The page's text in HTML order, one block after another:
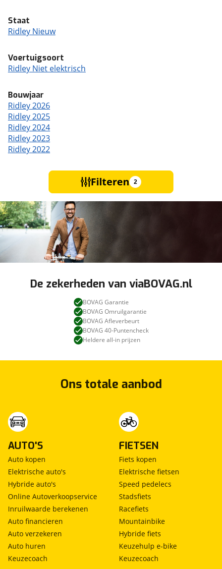
Staat
Ridley Nieuw
Voertuigsoort
Ridley Niet elektrisch
Bouwjaar
Ridley 2026
Ridley 2025
Ridley 2024
Ridley 2023
Ridley 2022
Filteren 2
De zekerheden van viaBOVAG.nl
BOVAG Garantie
BOVAG Omruilgarantie
BOVAG Afleverbeurt
BOVAG 40-Puntencheck
Heldere all-in prijzen
Ons totale aanbod
AUTO'S
Auto kopen
Elektrische auto's
Hybride auto's
Online Autoverkoopservice
Inruilwaarde berekenen
Auto financieren
Auto verzekeren
Auto huren
Keuzecoach
FIETSEN
Fiets kopen
Elektrische fietsen
Speed pedelecs
Stadsfiets
Racefiets
Mountainbike
Hybride fiets
Keuzehulp e-bike
Keuzecoach